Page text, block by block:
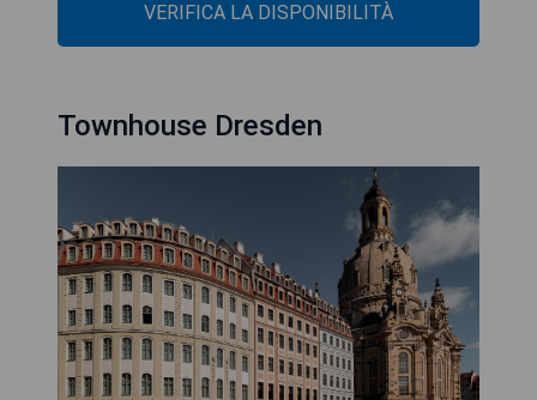
VERIFICA LA DISPONIBILITÀ
Townhouse Dresden